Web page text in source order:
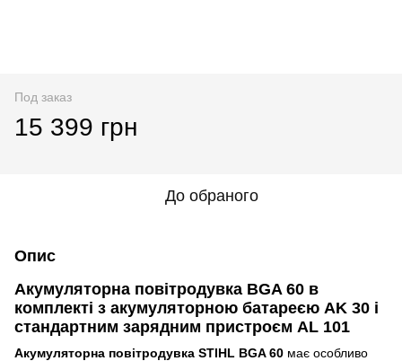
Под заказ
15 399 грн
До обраного
Опис
Акумуляторна повітродувка BGA 60 в
комплекті з акумуляторною батареєю AK 30 і
стандартним зарядним пристроєм AL 101
Акумуляторна повітродувка STIHL BGA 60 має особливо